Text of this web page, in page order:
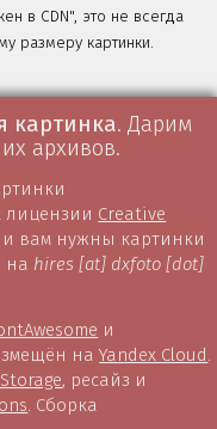
в CDN", это не всегда
размеру картинки.
картинка. Дарим
архивов.
лицензии Creative
вам нужны картинки
на hires [at] dxfoto [dot]
и
наYandex Cloud.
, ресайз и
. Сборка